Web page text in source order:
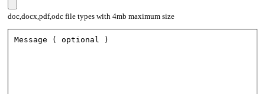
doc,docx,pdf,odc file types with 4mb maximum size